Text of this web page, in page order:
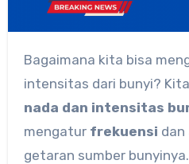
Bagaimana kita bisa mengubah nada dan
intensitas dari bunyi?
nada dan intensitas
mengatur frekuensi dan
getaran sumber